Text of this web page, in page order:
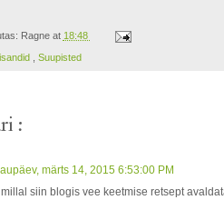
Ragne at 18:48
, Suupisted
:
laupäev, märts 14, 2015 6:53:00 PM
siin blogis vee keetmise retsept